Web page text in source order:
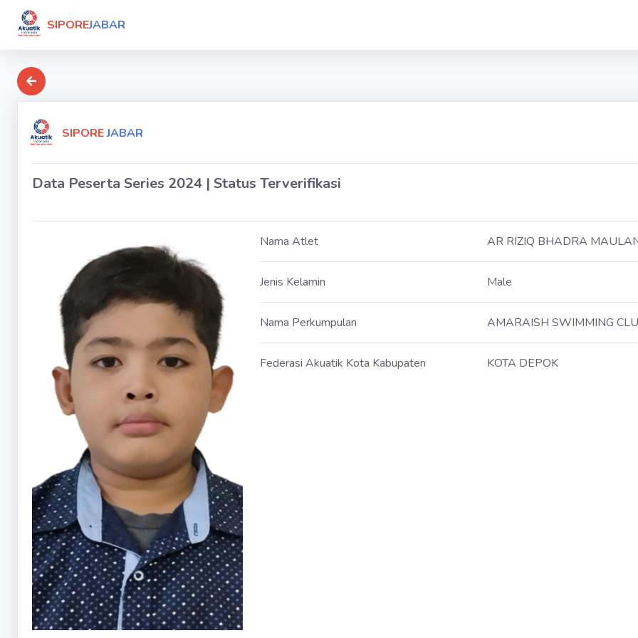
SIPOREJABAR
SIPOREJABAR
Data Peserta Series 2024 | Status Terverifikasi
Nama Atlet AR RIZIQ BHADRA
Jenis Kelamin Male
Nama Perkumpulan AMARAISH SWIMMING
Federasi Akuatik Kota Kabupaten KOTA DEPOK